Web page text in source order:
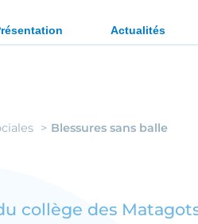
l'intégration des
Actualités
Blessures sans balle
collège des